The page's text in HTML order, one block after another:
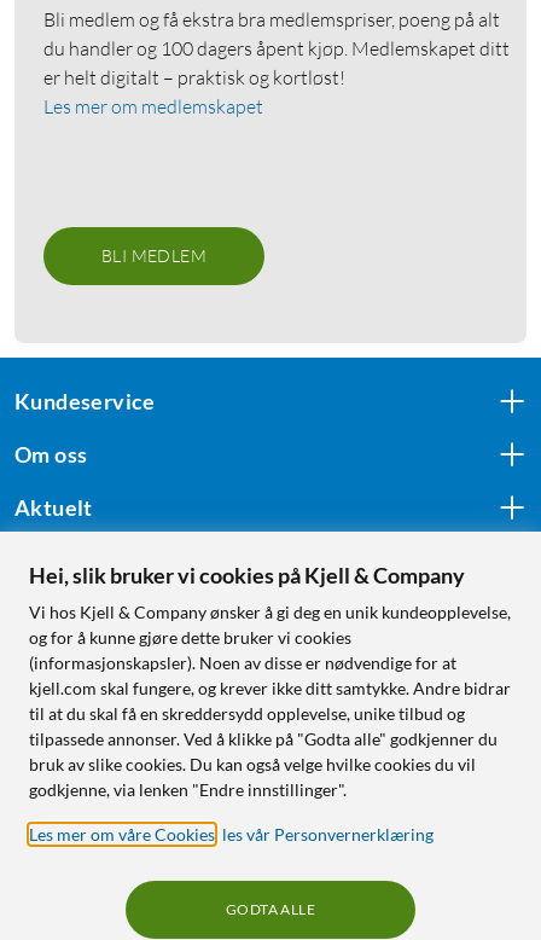
Bli medlem og få ekstra bra medlemspriser, poeng på alt
du handler og 100 dagers åpent kjøp. Medlemskapet ditt
er helt digitalt – praktisk og kortløst!
Les mer om medlemskapet
BLI MEDLEM
Kundeservice
Om oss
Aktuelt
Følg oss
Handle fra:
Sverige
Norge
Hei, slik bruker vi cookies på Kjell & Company
Vi hos Kjell & Company ønsker å gi deg en unik kundeopplevelse,
og for å kunne gjøre dette bruker vi cookies
(informasjonskapsler). Noen av disse er nødvendige for at
kjell.com skal fungere, og krever ikke ditt samtykke. Andre bidrar
til at du skal få en skreddersydd opplevelse, unike tilbud og
tilpassede annonser. Ved å klikke på "Godta alle" godkjenner du
bruk av slike cookies. Du kan også velge hvilke cookies du vil
godkjenne, via lenken "Endre innstillinger".
Les mer om våre Cookies les vår Personvernerklæring
GODTA ALLE